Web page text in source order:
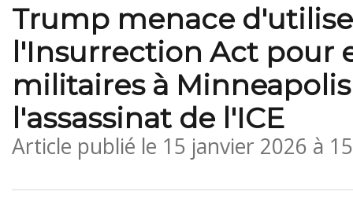
Trump menace
l'Insurrection Act pour
militaires à
l'assassinat de l'ICE
Article publié le 15 janvier 2026 à